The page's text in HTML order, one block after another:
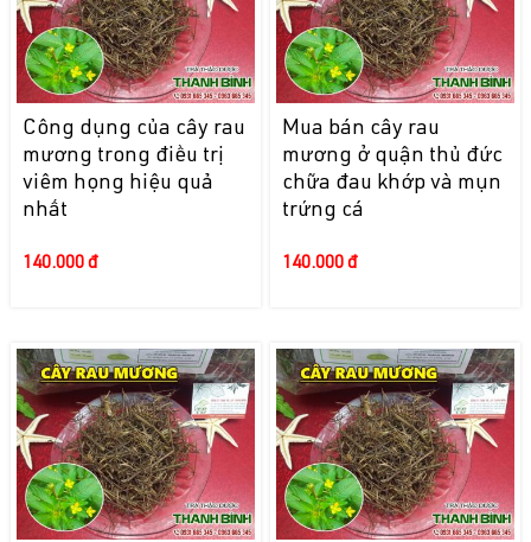
Công dụng của cây rau
mương trong điều trị
viêm họng hiệu quả
nhất
140.000 đ
Mua bán cây rau
mương ở quận thủ đức
chữa đau khớp và mụn
trứng cá
140.000 đ